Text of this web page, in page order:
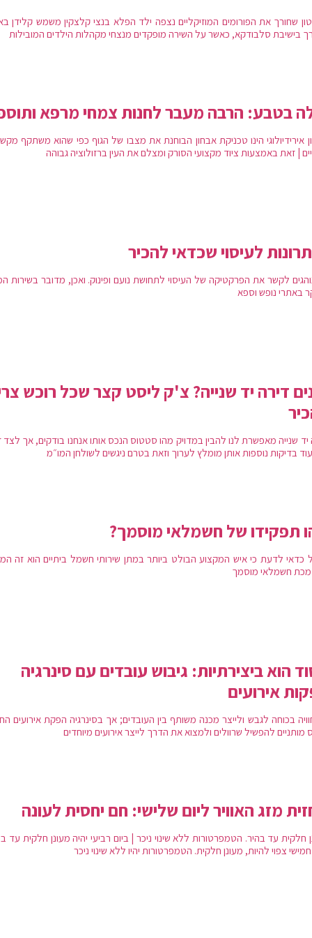
שחורך את הפורומים המוזיקליים נצפה ילד הפלא בנצי קלצקין משמש קלידן
בישיבת סלבודקא, כאשר על השירה מופקדים מנצחי מקהלות הילדים המובילות
בטבע: הרבה מעבר לחנות צמחי מרפא
אירידיולוגי הינו טכניקת אבחון הבוחנת את מצבו של הגוף כפי שהוא משתקף
| זאת באמצעות ציוד מקצועי הסורק ומצלם את העין ברזולוציה גבוהה
לקשר את הפרקטיקה של העיסוי לתחושת נועם ופינוק. ואכן, מדובר בשירות
באתרי נופש וספא
דירה יד שנייה? צ'ק ליסט קצר שכל רוכש
יד שנייה מאפשרת לנו להבין במדויק מהו סטטוס הנכס אותו אנחנו בודקים, אך
עוד בדיקות נוספות אותן מומלץ לערוך וזאת בטרם ניגשים לשולחן המו״מ
תפקידו של חשמלאי מוסמך?
כדאי לדעת כי איש המקצוע הבולט ביותר במתן שירותי חשמל ביתיים הוא זה
חשמלאי מוסמך
הוא ביצירתיות: גיבוש עובדים עם סינרגיה
אירועים
בכוחה לגבש ולייצר מכנה משותף בין העובדים; אך בסינרגיה הפקת אירועים
מותניים להפשיל שרוולים ולמצוא את הדרך לייצר אירועים מיוחדים
מזג האוויר ליום שלישי: חם יחסית לעונה
חלקית עד בהיר. הטמפרטורות ללא שינוי ניכר | ביום רביעי יהיה מעונן חלקית עד
חמישי צפוי להיות, מעונן חלקית. הטמפרטורות יהיו ללא שינוי ניכר